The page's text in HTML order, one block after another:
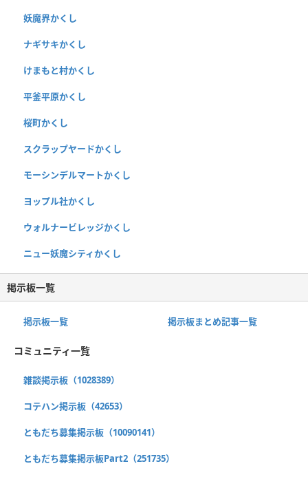
妖魔界かくし
ナギサキかくし
けまもと村かくし
平釜平原かくし
桜町かくし
スクラップヤードかくし
モーシンデルマートかくし
ヨップル社かくし
ウォルナービレッジかくし
ニュー妖魔シティかくし
掲示板一覧
掲示板一覧 掲示板まとめ記事一覧
コミュニティ一覧
雑談掲示板（1028389）
コテハン掲示板（42653）
ともだち募集掲示板（10090141）
ともだち募集掲示板Part2（251735）